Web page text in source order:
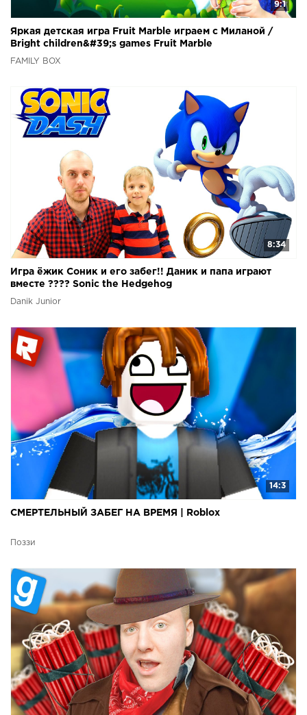
9:1
Яркая детская игра Fruit Marble играем с Миланой /
Bright children&#39;s games Fruit Marble
FAMILY BOX
8:34
Игра ёжик Соник и его забег!! Даник и папа играют
вместе ???? Sonic the Hedgehog
Danik Junior
14:3
СМЕРТЕЛЬНЫЙ ЗАБЕГ НА ВРЕМЯ | Roblox
Поззи